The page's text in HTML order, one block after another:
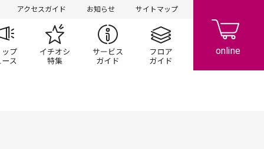
アクセスガイド お知らせ サイトマップ
ン一覧 ショップニュースイチオシ特集 サービスガイドフロアガイド